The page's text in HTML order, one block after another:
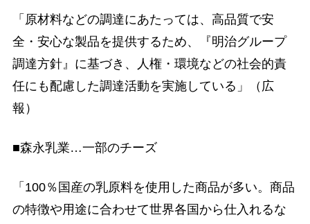
「原材料などの調達にあたっては、高品質で安
全・安心な製品を提供するため、『明治グループ
調達方針』に基づき、人権・環境などの社会的責
任にも配慮した調達活動を実施している」（広
報）
■森永乳業…一部のチーズ
「100％国産の乳原料を使用した商品が多い。商品
の特徴や用途に合わせて世界各国から仕入れるな